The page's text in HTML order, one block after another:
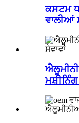
ਕਸਟਮ
ਵਾਲੀਆਂ
ਮਸ਼ੀਨਿੰਗ